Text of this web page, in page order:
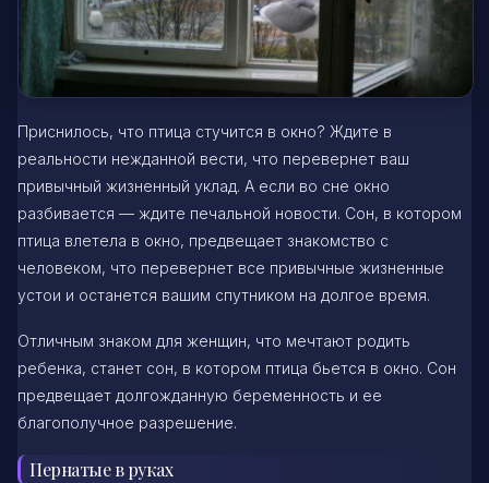
Приснилось, что птица стучится в окно? Ждите в
реальности нежданной вести, что перевернет ваш
привычный жизненный уклад. А если во сне окно
разбивается — ждите печальной новости. Сон, в котором
птица влетела в окно, предвещает знакомство с
человеком, что перевернет все привычные жизненные
устои и останется вашим спутником на долгое время.
Отличным знаком для женщин, что мечтают родить
ребенка, станет сон, в котором птица бьется в окно. Сон
предвещает долгожданную беременность и ее
благополучное разрешение.
Пернатые в руках